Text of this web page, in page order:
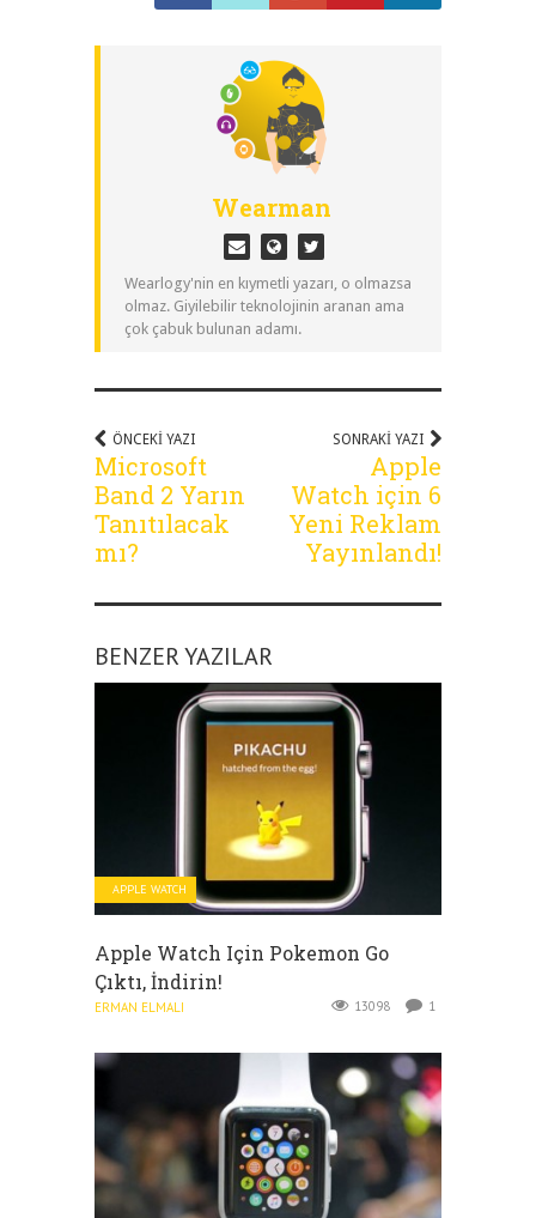
Wearman
Wearlogy'nin en kıymetli yazarı, o olmazsa
olmaz. Giyilebilir teknolojinin aranan ama
çok çabuk bulunan adamı.
ÖNCEKI YAZI
Microsoft
Band 2 Yarın
Tanıtılacak
mı?
SONRAKI YAZI
Apple
Watch için 6
Yeni Reklam
Yayınlandı!
BENZER YAZILAR
APPLE WATCH
Apple Watch Için Pokemon Go
Çıktı, İndirin!
ERMAN ELMALI 13098 1